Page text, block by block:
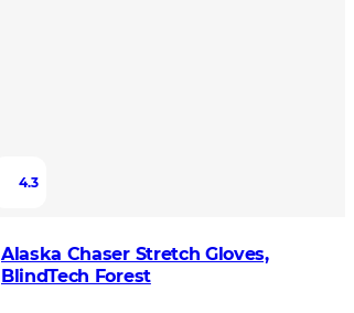
4.3
Alaska Chaser Stretch Gloves,
BlindTech Forest